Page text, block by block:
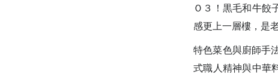
Ｏ３！黒毛和牛餃
感更上一層樓，是
特色菜色與廚師手
式職人精神與中華